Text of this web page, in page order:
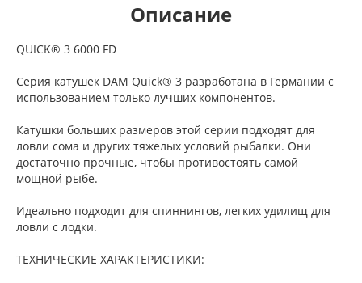
Описание
QUICK® 3 6000 FD
Серия катушек DAM Quick® 3 разработана в Германии с
использованием только лучших компонентов.
Катушки больших размеров этой серии подходят для
ловли сома и других тяжелых условий рыбалки. Они
достаточно прочные, чтобы противостоять самой
мощной рыбе.
Идеально подходит для спиннингов, легких удилищ для
ловли с лодки.
ТЕХНИЧЕСКИЕ ХАРАКТЕРИСТИКИ: